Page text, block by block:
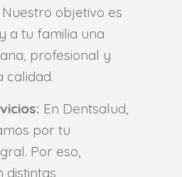
Nuestro objetivo es
a tu familia una
profesional y
calidad.
En Dentsalud,
por tu
Por eso,
distintas